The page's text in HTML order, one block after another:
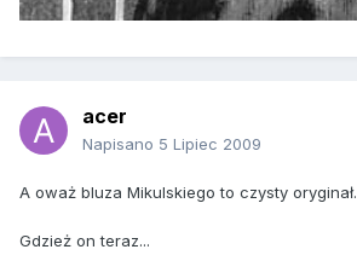
acer
Napisano 5 Lipiec 2009
A oważ bluza Mikulskiego to czysty oryginał.
Gdzież on teraz...